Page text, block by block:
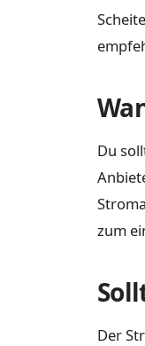
Du
zum
Der